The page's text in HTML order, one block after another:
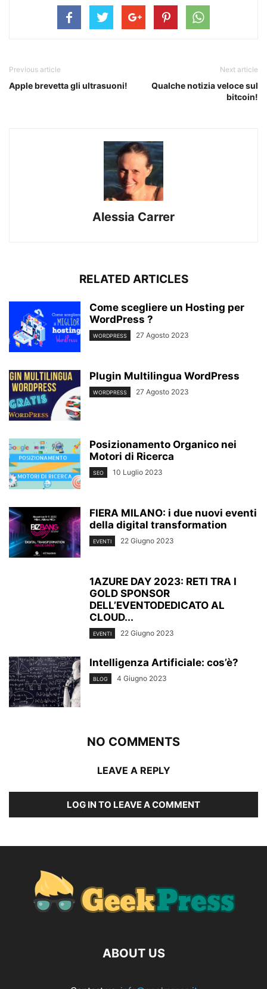
Previous article
Apple brevetta gli ultrasuoni!
Next article
Qualche notizia veloce sul
bitcoin!
Alessia Carrer
RELATED ARTICLES
Come scegliere un Hosting per
WordPress ?
WORDPRESS 27 Agosto 2023
Plugin Multilingua WordPress
WORDPRESS 27 Agosto 2023
Posizionamento Organico nei
Motori di Ricerca
SEO 10 Luglio 2023
FIERA MILANO: i due nuovi eventi
della digital transformation
EVENTI 22 Giugno 2023
1AZURE DAY 2023: RETI TRA I
GOLD SPONSOR
DELL’EVENTODEDICATO AL
CLOUD...
EVENTI 22 Giugno 2023
Intelligenza Artificiale: cos’è?
BLOG 4 Giugno 2023
NO COMMENTS
LEAVE A REPLY
LOG IN TO LEAVE A COMMENT
ABOUT US